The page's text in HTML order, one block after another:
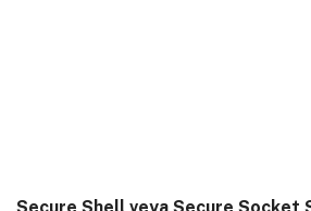
Secure Shell veya Secure Socket